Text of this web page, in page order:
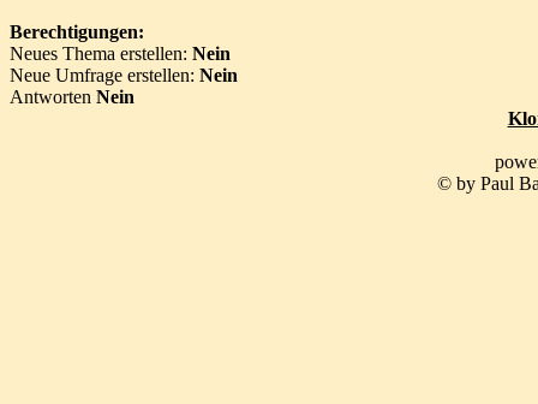
Berechtigungen:
Neues Thema erstellen: Nein
Neue Umfrage erstellen: Nein
Antworten Nein
© by Paul